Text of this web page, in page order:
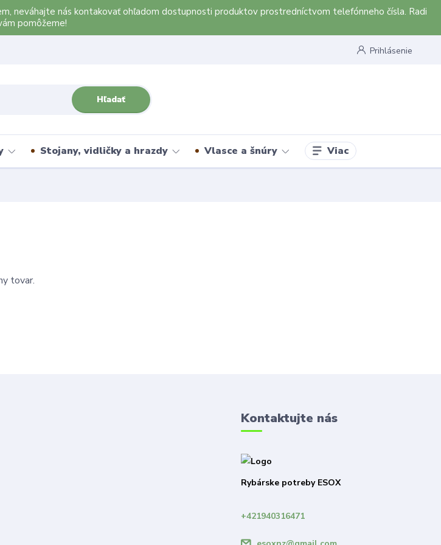
neváhajte nás kontakovať ohľadom dostupnosti produktov prostredníctvom telefónneho čísla. Radi
pomôžeme!
Prihlásenie
Hľadať
Stojany, vidličky a hrazdy Vlasce a šnúry Viac
tovar.
Kontaktujte nás
Rybárske potreby ESOX
+421940316471